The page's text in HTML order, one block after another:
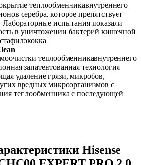
теплообменникавнутреннего
серебра, которое препятствует
испытания показали
в уничтожении бактерий кишечной
теплообменникавнутреннего
запатентованная технология
удаление грязи, микробов,
вредных микроорганизмов с
теплообменника с последующей
Hisense